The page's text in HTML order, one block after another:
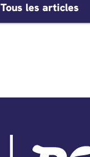
Tous les articles